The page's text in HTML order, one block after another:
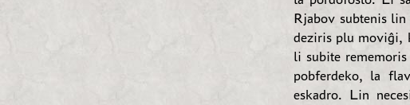
Rjabov subtenis
deziris plu moviĝi,
li subite
pobferdeko, la
eskadro. Lin